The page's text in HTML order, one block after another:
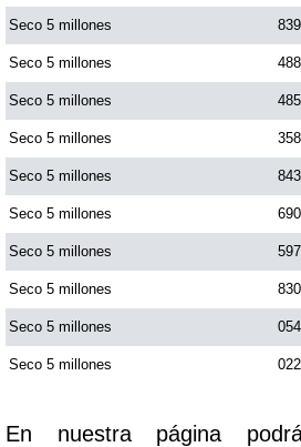
Saman de la suerte
Sinuano Día
Sinuano Noche
Super Chontico Noche
Seco 5 millones
Seco 5 millones
Seco 5 millones
Seco 5 millones
Seco 5 millones
Seco 5 millones
Seco 5 millones
Seco 5 millones
Seco 5 millones
Seco 5 millones
En nuestra página